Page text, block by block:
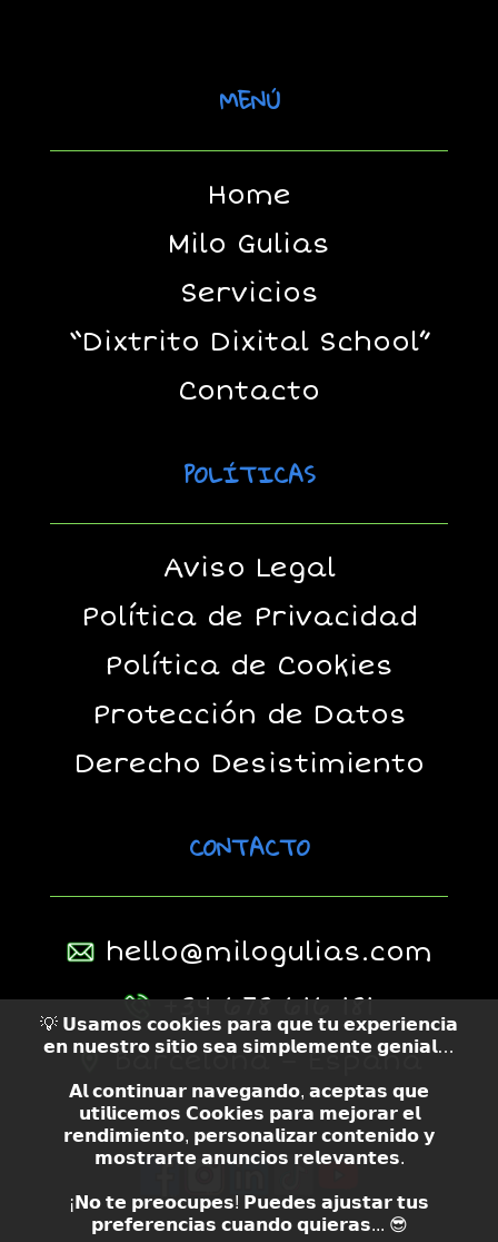
MENÚ
Home
Milo Gulias
Servicios
“Dixtrito Dixital School”
Contacto
POLÍTICAS
Aviso Legal
Política de Privacidad
Política de Cookies
Protección de Datos
Derecho Desistimiento
CONTACTO
hello@milogulias.com
+34 678 616 181
Barcelona – España
💡 𝗨𝘀𝗮𝗺𝗼𝘀 𝗰𝗼𝗼𝗸𝗶𝗲𝘀 𝗽𝗮𝗿𝗮 𝗾𝘂𝗲 𝘁𝘂 𝗲𝘅𝗽𝗲𝗿𝗶𝗲𝗻𝗰𝗶𝗮
𝗲𝗻 𝗻𝘂𝗲𝘀𝘁𝗿𝗼 𝘀𝗶𝘁𝗶𝗼 𝘀𝗲𝗮 𝘀𝗶𝗺𝗽𝗹𝗲𝗺𝗲𝗻𝘁𝗲 𝗴𝗲𝗻𝗶𝗮𝗹…
𝗔𝗹 𝗰𝗼𝗻𝘁𝗶𝗻𝘂𝗮𝗿 𝗻𝗮𝘃𝗲𝗴𝗮𝗻𝗱𝗼, 𝗮𝗰𝗲𝗽𝘁𝗮𝘀 𝗾𝘂𝗲
𝘂𝘁𝗶𝗹𝗶𝗰𝗲𝗺𝗼𝘀 𝗖𝗼𝗼𝗸𝗶𝗲𝘀 𝗽𝗮𝗿𝗮 𝗺𝗲𝗷𝗼𝗿𝗮𝗿 𝗲𝗹
𝗿𝗲𝗻𝗱𝗶𝗺𝗶𝗲𝗻𝘁𝗼, 𝗽𝗲𝗿𝘀𝗼𝗻𝗮𝗹𝗶𝘇𝗮𝗿 𝗰𝗼𝗻𝘁𝗲𝗻𝗶𝗱𝗼 𝘆
𝗺𝗼𝘀𝘁𝗿𝗮𝗿𝘁𝗲 𝗮𝗻𝘂𝗻𝗰𝗶𝗼𝘀 𝗿𝗲𝗹𝗲𝘃𝗮𝗻𝘁𝗲𝘀.
¡𝗡𝗼 𝘁𝗲 𝗽𝗿𝗲𝗼𝗰𝘂𝗽𝗲𝘀! 𝗣𝘂𝗲𝗱𝗲𝘀 𝗮𝗷𝘂𝘀𝘁𝗮𝗿 𝘁𝘂𝘀
𝗽𝗿𝗲𝗳𝗲𝗿𝗲𝗻𝗰𝗶𝗮𝘀 𝗰𝘂𝗮𝗻𝗱𝗼 𝗾𝘂𝗶𝗲𝗿𝗮𝘀... 😎